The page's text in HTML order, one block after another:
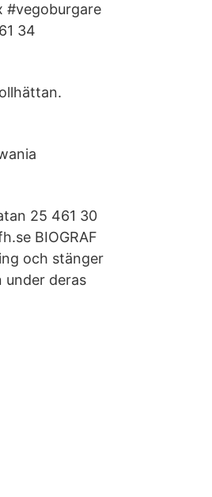
#vegoburgare
34
25 461 30
BIOGRAF
och stänger
under deras